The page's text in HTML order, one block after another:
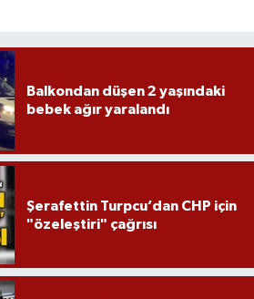
Balkondan düşen 2 yaşındaki
bebek ağır yaralandı
Şerafettin Turpcu’dan CHP için
"özeleştiri" çağrısı